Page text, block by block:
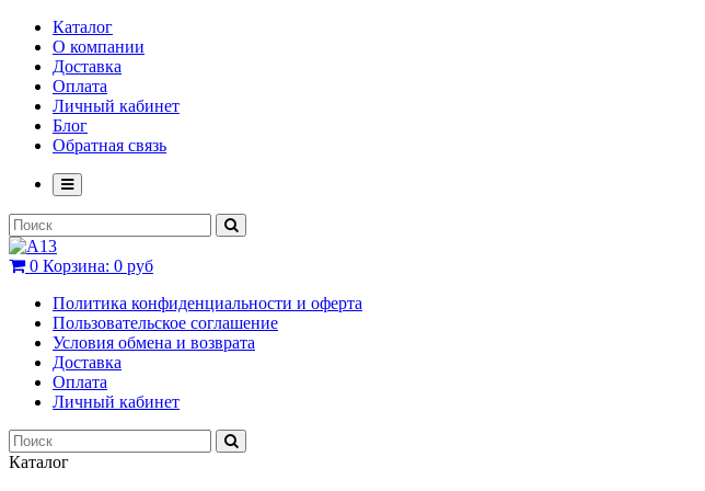
Каталог
О компании
Доставка
Оплата
Личный кабинет
Блог
Обратная связь
0 Корзина: 0 руб
Политика конфиденциальности и оферта
Пользовательское соглашение
Условия обмена и возврата
Доставка
Оплата
Личный кабинет
Каталог